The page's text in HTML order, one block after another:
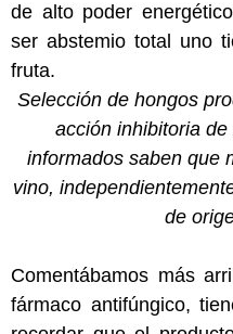
de alto poder
ser abstemio total uno
fruta.
Selección de hongos
acción inhibitoria
informados saben que
vino,
de
Comentábamos más
fármaco antifúngico,